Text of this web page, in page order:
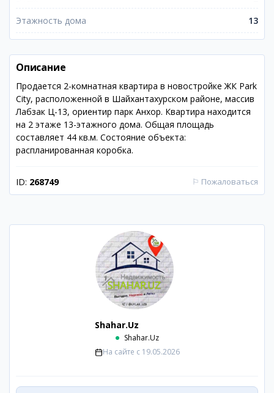
Этажность дома 13
Описание
Продается 2-комнатная квартира в новостройке ЖК Park
City, расположенной в Шайхантахурском районе, массив
Лабзак Ц-13, ориентир парк Анхор. Квартира находится
на 2 этаже 13-этажного дома. Общая площадь
составляет 44 кв.м. Состояние объекта:
распланированная коробка.
ID: 268749 ⚐ Пожаловаться
Shahar.Uz
Shahar.Uz
На сайте с 19.05.2026